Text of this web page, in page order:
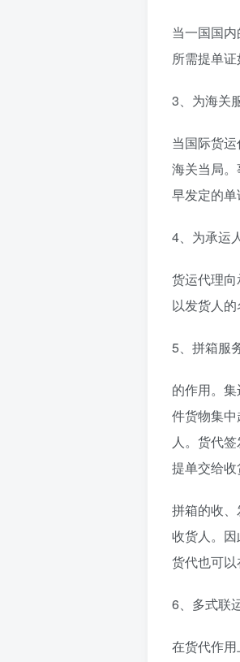
当一国国
所需提单
3、为海关
当国际货
海关当局
早发定的
4、为承运
货运代理
以发货人的
5、拼箱服
的作用。
件货物集
人。货代
提单交给收
拼箱的收
收货人。
货代也可以
6、多式联
在货代作